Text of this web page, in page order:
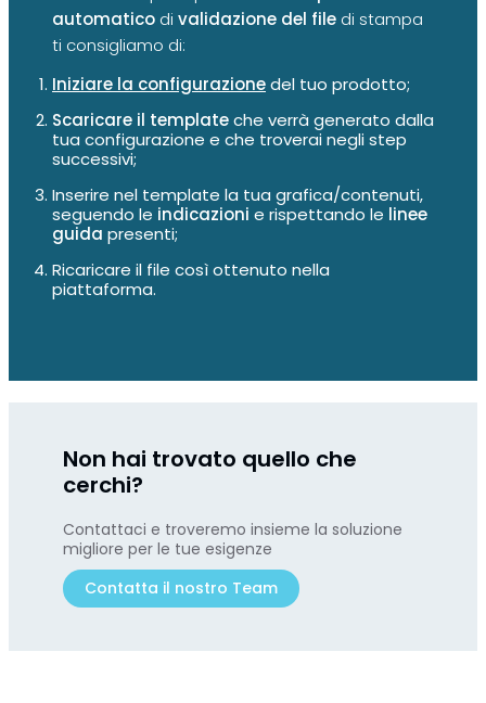
automatico di validazione del file di stampa
ti consigliamo di:
Iniziare la configurazionedel tuo prodotto;
Scaricare il templateche verrà generato dalla
tua configurazione e che troverai negli step
successivi;
Inserire nel template la tua grafica/contenuti,
seguendo le indicazioni e rispettando le linee
guida presenti;
Ricaricare il file così ottenuto nella
piattaforma.
Non hai trovato quello che
cerchi?
Contattaci e troveremo insieme la soluzione
migliore per le tue esigenze
Contatta il nostro Team